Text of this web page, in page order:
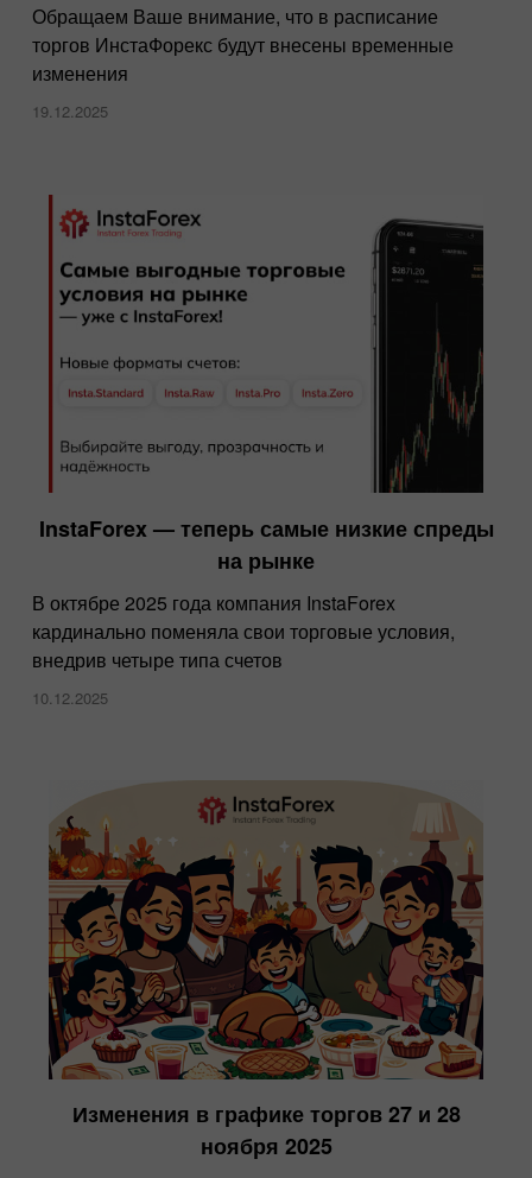
Обращаем Ваше внимание, что в расписание
торгов ИнстаФорекс будут внесены временные
изменения
19.12.2025
InstaForex — теперь самые низкие спреды
на рынке
В октябре 2025 года компания InstaForex
кардинально поменяла свои торговые условия,
внедрив четыре типа счетов
10.12.2025
Изменения в графике торгов 27 и 28
ноября 2025